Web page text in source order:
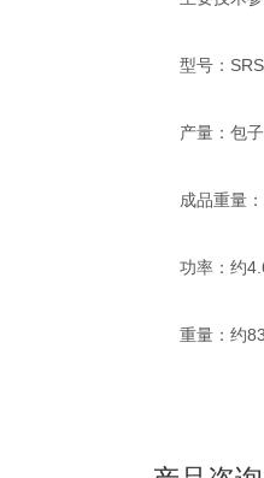
型号：
产量：包子
成品重量：
功率：约
重量：约